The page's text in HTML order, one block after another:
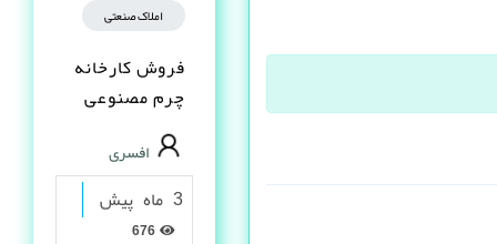
املاک صنعتی
فروش کارخانه
چرم مصنوعى
PVC در شیراز
افسری
3 ماه پیش